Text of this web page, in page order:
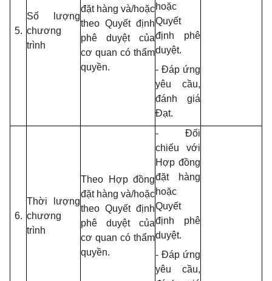
5.
Số lượng
chương
trình
đặt hàng và/hoặc
theo Quyết định
phê duyệt của
cơ quan có thẩm
quyền.
hoặc
Quyết
định phê
duyệt.
- Đáp ứng
yêu cầu,
đánh giá
Đạt.
6.
Thời lượng
chương
trình
Theo Hợp đồng
đặt hàng và/hoặc
theo Quyết định
phê duyệt của
cơ quan có thẩm
quyền.
- Đối
chiếu với
Hợp đồng
đặt hàng
hoặc
Quyết
định phê
duyệt.
- Đáp ứng
yêu cầu,